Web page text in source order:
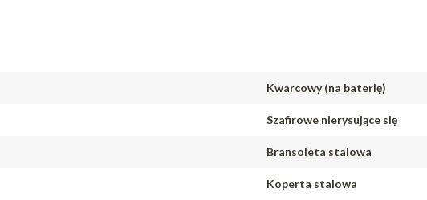
Kwarcowy (na baterię)
Szafirowe nierysujące się
Bransoleta stalowa
Koperta stalowa